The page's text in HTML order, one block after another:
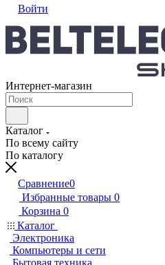
Войти
Интернет-магазин
Каталог
По всему сайту
По каталогу
Сравнение0
Избранные товары 0
Корзина 0
Каталог
Электроника
Компьютеры и сети
Бытовая техника